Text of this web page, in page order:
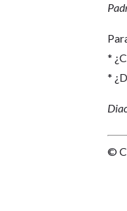
*
*
©